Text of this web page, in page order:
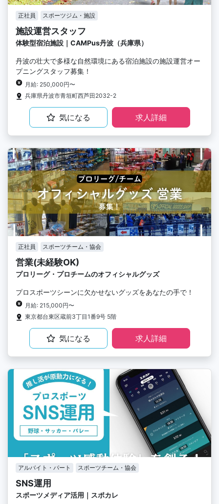
正社員 スポーツジム・施設
施設運営スタッフ
体験型宿泊施設｜CAMPus丹波（兵庫県）
丹波の壮大で多様な自然環境にある宿泊施設の施設運営オー
プニングスタッフ募集！
月給: 250,000円〜
兵庫県丹波市青垣町西芦田2032-2
気になる 求人詳細
正社員 スポーツチーム・協会
営業(未経験OK)
プロリーグ・プロチームのオフィシャルグッズ
プロスポーツシーンに欠かせないグッズをあなたの手で！
月給: 215,000円〜
東京都台東区蔵前3丁目1番9号 5階
気になる 求人詳細
アルバイト・パート スポーツチーム・協会
SNS運用
スポーツメディア活用｜スポカレ